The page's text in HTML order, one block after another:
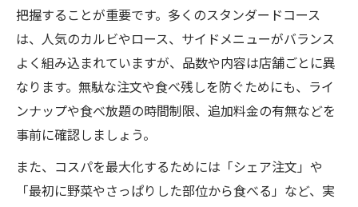
把握することが重要です。多くのスタンダードコース
は、人気のカルビやロース、サイドメニューがバランス
よく組み込まれていますが、品数や内容は店舗ごとに異
なります。無駄な注文や食べ残しを防ぐためにも、ライ
ンナップや食べ放題の時間制限、追加料金の有無などを
事前に確認しましょう。
また、コスパを最大化するためには「シェア注文」や
「最初に野菜やさっぱりした部位から食べる」など、実